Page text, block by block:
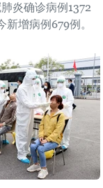
炎确诊病例1372
新增病例679例。